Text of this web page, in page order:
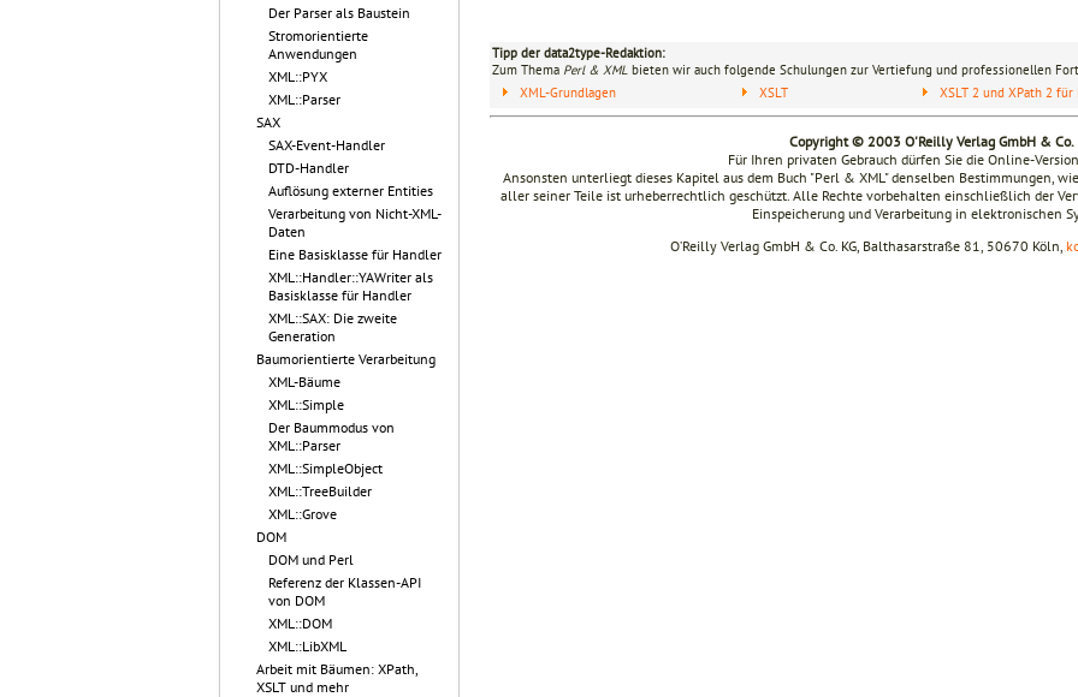
Der Parser als Baustein
Stromorientierte
Anwendungen
XML::PYX
XML::Parser
SAX
SAX-Event-Handler
DTD-Handler
Auflösung externer Entities
Verarbeitung von Nicht-XML-
Daten
Eine Basisklasse für Handler
XML::Handler::YAWriter als
Basisklasse für Handler
XML::SAX: Die zweite
Generation
Baumorientierte Verarbeitung
XML-Bäume
XML::Simple
Der Baummodus von
XML::Parser
XML::SimpleObject
XML::TreeBuilder
XML::Grove
DOM
DOM und Perl
Referenz der Klassen-API
von DOM
XML::DOM
XML::LibXML
Arbeit mit Bäumen: XPath,
XSLT und mehr
Tipp der data2type-Redaktion:
Zum Thema Perl & XML bieten wir auch folgende Schulungen zur Vertiefung und professionellen
XML-Grundlagen
XSLT XSLT 2 und XPath 2
Copyright © 2003 O'Reilly Verlag GmbH & Co.
Für Ihren privaten Gebrauch dürfen Sie die Online-
Ansonsten unterliegt dieses Kapitel aus dem Buch "Perl & XML" denselben Bestimmungen,
aller seiner Teile ist urheberrechtlich geschützt. Alle Rechte vorbehalten einschließlich der
Einspeicherung und Verarbeitung in elektronischen
O’Reilly Verlag GmbH & Co. KG, Balthasarstraße 81, 50670 Köln,